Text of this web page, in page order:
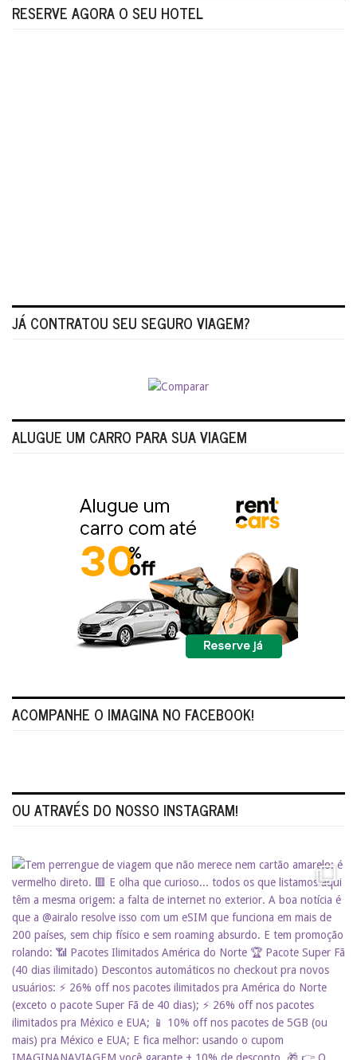
RESERVE AGORA O SEU HOTEL
JÁ CONTRATOU SEU SEGURO VIAGEM?
ALUGUE UM CARRO PARA SUA VIAGEM
ACOMPANHE O IMAGINA NO FACEBOOK!
OU ATRAVÉS DO NOSSO INSTAGRAM!